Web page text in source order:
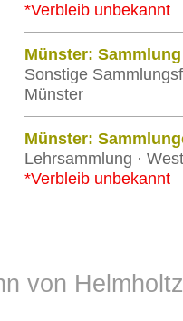
*Verbleib unbekannt
Münster:
Sonstige
Münster
Münster:
Lehrsammlung ·
*Verbleib unbekannt
von